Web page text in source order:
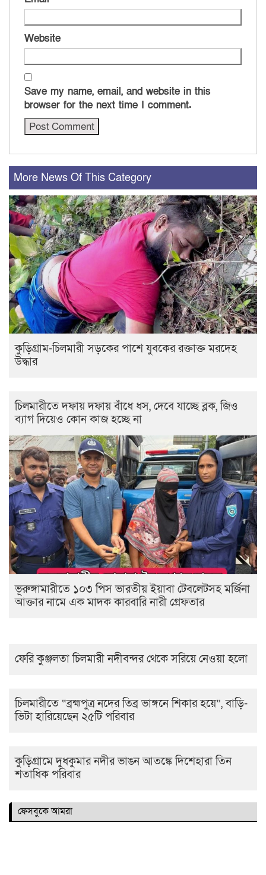
Website
Save my name, email, and website in this
browser for the next time I comment.
More News Of This Category
কুড়িগ্রাম-চিলমারী সড়কের পাশে যুবকের রক্তাক্ত মরদেহ
উদ্ধার
চিলমারীতে দফায় দফায় বাঁধে ধস, দেবে যাচ্ছে ব্লক, জিও
ব্যাগ দিয়েও কোন কাজ হচ্ছে না
ভূরুঙ্গামারীতে ১০৩ পিস ভারতীয় ইয়াবা টেবলেটসহ মর্জিনা
আক্তার নামে এক মাদক কারবারি নারী গ্রেফতার
ফেরি কুঞ্জলতা চিলমারী নদীবন্দর থেকে সরিয়ে নেওয়া হলো
চিলমারীতে “ব্রহ্মপুত্র নদের তিব্র ভাঙ্গনে শিকার হয়ে”, বাড়ি-
ভিটা হারিয়েছেন ২৫টি পরিবার
কুড়িগ্রামে দুধকুমার নদীর ভাঙন আতঙ্কে দিশেহারা তিন
শতাধিক পরিবার
ফেসবুকে আমরা